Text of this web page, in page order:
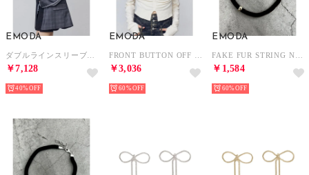
EMODA
￥7,128
40%
EMODA
￥3,036
60%
EMODA
￥1,584
60%